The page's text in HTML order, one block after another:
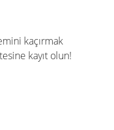
kaçırmak
kayıt olun!